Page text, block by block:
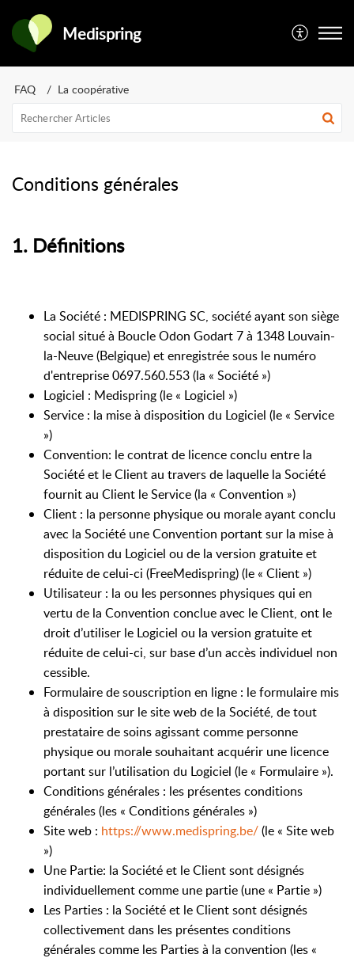
Medispring
FAQ La coopérative
Conditions générales
1. Définitions
La Société : MEDISPRING SC, société ayant son siège
social situé à Boucle Odon Godart 7 à 1348 Louvain-
la-Neuve (Belgique) et enregistrée sous le numéro
d'entreprise 0697.560.553 (la « Société »)
Logiciel : Medispring (le « Logiciel »)
Service : la mise à disposition du Logiciel (le « Service
»)
Convention: le contrat de licence conclu entre la
Société et le Client au travers de laquelle la Société
fournit au Client le Service (la « Convention »)
Client : la personne physique ou morale ayant conclu
avec la Société une Convention portant sur la mise à
disposition du Logiciel ou de la version gratuite et
réduite de celui-ci (FreeMedispring) (le « Client »)
Utilisateur : la ou les personnes physiques qui en
vertu de la Convention conclue avec le Client, ont le
droit d’utiliser le Logiciel ou la version gratuite et
réduite de celui-ci, sur base d’un accès individuel non
cessible.
Formulaire de souscription en ligne : le formulaire mis
à disposition sur le site web de la Société, de tout
prestataire de soins agissant comme personne
physique ou morale souhaitant acquérir une licence
portant sur l’utilisation du Logiciel (le « Formulaire »).
Conditions générales : les présentes conditions
générales (les « Conditions générales »)
Site web : https://www.medispring.be/(le « Site web
»)
Une Partie: la Société et le Client sont désignés
individuellement comme une partie (une « Partie »)
Les Parties : la Société et le Client sont désignés
collectivement dans les présentes conditions
générales comme les Parties à la convention (les «